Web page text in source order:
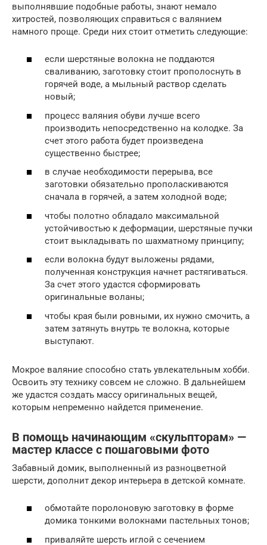
выполнявшие подобные работы, знают немало
хитростей, позволяющих справиться с валянием
намного проще. Среди них стоит отметить следующие:
если шерстяные волокна не поддаются
сваливанию, заготовку стоит прополоснуть в
горячей воде, а мыльный раствор сделать
новый;
процесс валяния обуви лучше всего
производить непосредственно на колодке. За
счет этого работа будет произведена
существенно быстрее;
в случае необходимости перерыва, все
заготовки обязательно прополаскиваются
сначала в горячей, а затем холодной воде;
чтобы полотно обладало максимальной
устойчивостью к деформации, шерстяные пучки
стоит выкладывать по шахматному принципу;
если волокна будут выложены рядами,
полученная конструкция начнет растягиваться.
За счет этого удастся сформировать
оригинальные воланы;
чтобы края были ровными, их нужно смочить, а
затем затянуть внутрь те волокна, которые
выступают.
Мокрое валяние способно стать увлекательным хобби.
Освоить эту технику совсем не сложно. В дальнейшем
же удастся создать массу оригинальных вещей,
которым непременно найдется применение.
В помощь начинающим «скульпторам» —
мастер классе с пошаговыми фото
Забавный домик, выполненный из разноцветной
шерсти, дополнит декор интерьера в детской комнате.
обмотайте поролоновую заготовку в форме
домика тонкими волокнами пастельных тонов;
приваляйте шерсть иглой с сечением